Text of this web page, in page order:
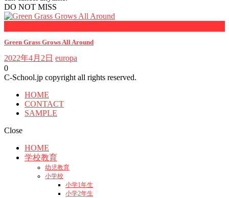
DO NOT MISS
Green Grass Grows All Around
2022年4月2日 europa
0
C-School.jp copyright all rights reserved.
HOME
CONTACT
SAMPLE
Close
HOME
学校教育
幼児教育
小学校
小学1年生
小学2年生